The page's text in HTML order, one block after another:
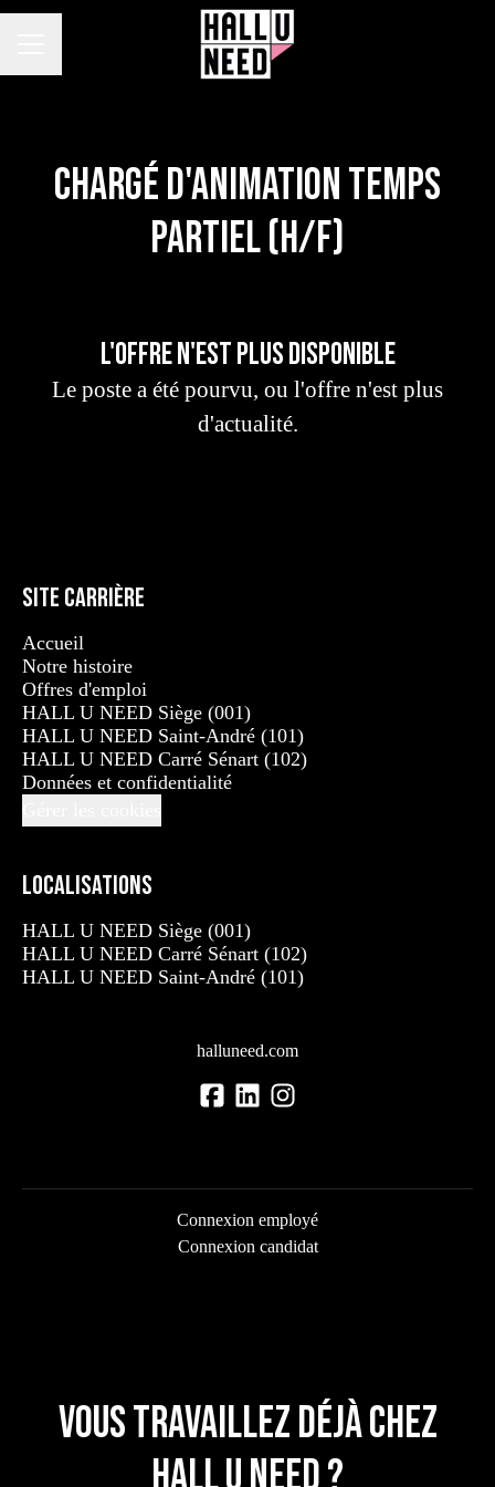
Chargé d'animation Temps
Partiel (H/F)
L'offre n'est plus disponible
Le poste a été pourvu, ou l'offre n'est plus
d'actualité.
Site carrière
Accueil
Notre histoire
Offres d'emploi
HALL U NEED Siège (001)
HALL U NEED Saint-André (101)
HALL U NEED Carré Sénart (102)
Données et confidentialité
Localisations
HALL U NEED Siège (001)
HALL U NEED Carré Sénart (102)
HALL U NEED Saint-André (101)
halluneed.com
Connexion employé
Connexion candidat
Vous travaillez déjà chez